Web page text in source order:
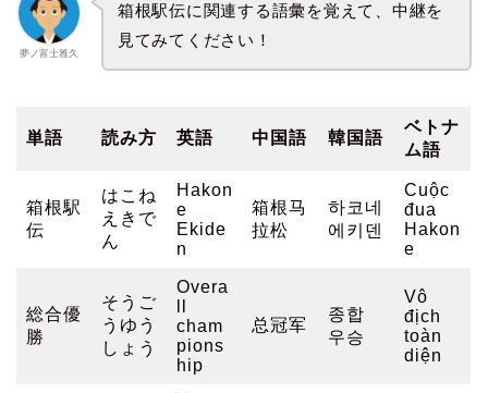
夢ノ富士雅久
箱根駅伝に関連する語彙を覚えて、中継を
見てみてください！
単語 読み方 英語 中国語 韓国語
ベトナ
ム語
箱根駅
伝
はこね
えきで
ん
Hakon
e
Ekide
n
箱根马
拉松
하코네
에키덴
Cuộc
đua
Hakon
e
総合優
勝
そうご
うゆう
しょう
Overa
cham
pions
hip
总冠军
종합
우승
Vô
địch
toàn
diện